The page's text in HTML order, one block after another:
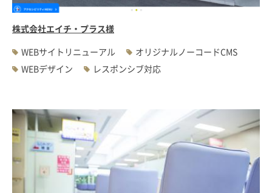
株式会社エイチ・プラス様
WEBサイトリニューアル
オリジナルノーコードCMS
WEBデザイン
レスポンシブ対応